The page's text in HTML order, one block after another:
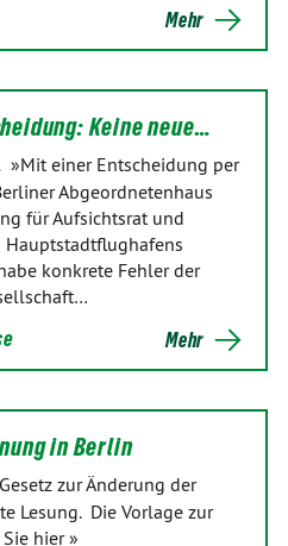
Mehr
Keine neue…
»Mit einer Entscheidung per
Abgeordnetenhaus
für Aufsichtsrat und
Hauptstadtflughafens
konkrete Fehler der
Mehr
in Berlin
zur Änderung der
Lesung. Die Vorlage zur
hier »